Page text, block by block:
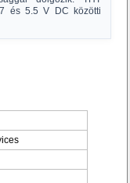
és 5.5 V DC közötti